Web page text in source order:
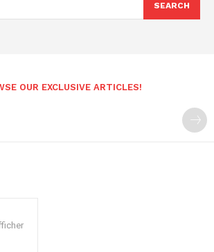
SEARCH
OUR EXCLUSIVE ARTICLES!